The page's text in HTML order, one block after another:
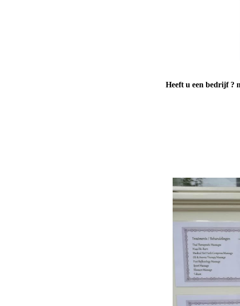
Heeft u een bedrijf ?